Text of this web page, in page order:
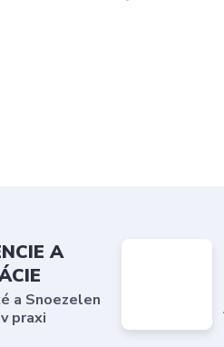
A
a Snoezelen
praxi